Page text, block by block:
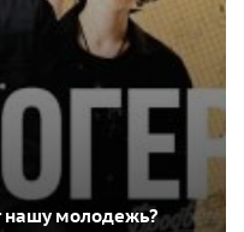
нашу молодежь?